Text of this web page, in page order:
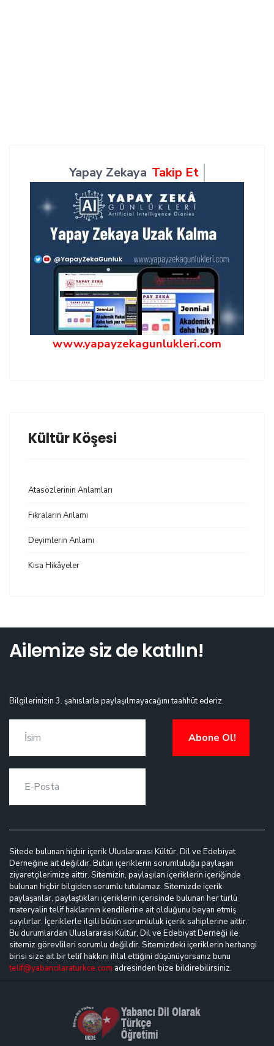
Yapay Zekaya Takip Et
www.yapayzekagunlukleri.com
Kültür Köşesi
Atasözlerinin Anlamları
Fıkraların Anlamı
Deyimlerin Anlamı
Kısa Hikâyeler
Ailemize siz de katılın!
Bilgilerinizin 3. şahıslarla paylaşılmayacağını taahhüt ederiz.
Abone Ol!
Sitede bulunan hiçbir içerik Uluslararası Kültür, Dil ve Edebiyat
Derneğine ait değildir. Bütün içeriklerin sorumluluğu paylaşan
ziyaretçilerimize aittir. Sitemizin, paylaşılan içeriklerin içeriğinde
bulunan hiçbir bilgiden sorumlu tutulamaz. Sitemizde içerik
paylaşanlar, paylaştıkları içeriklerin içerisinde bulunan her türlü
materyalin telif haklarının kendilerine ait olduğunu beyan etmiş
sayılırlar. İçeriklerle ilgili bütün sorumluluk içerik sahiplerine aittir.
Bu durumlardan Uluslararası Kültür, Dil ve Edebiyat Derneği ile
sitemiz görevlileri sorumlu değildir. Sitemizdeki içeriklerin herhangi
birisi size ait bir telif hakkını ihlal ettiğini düşünüyorsanız bunu
telif@yabancilaraturkce.com adresinden bize bildirebilirsiniz.